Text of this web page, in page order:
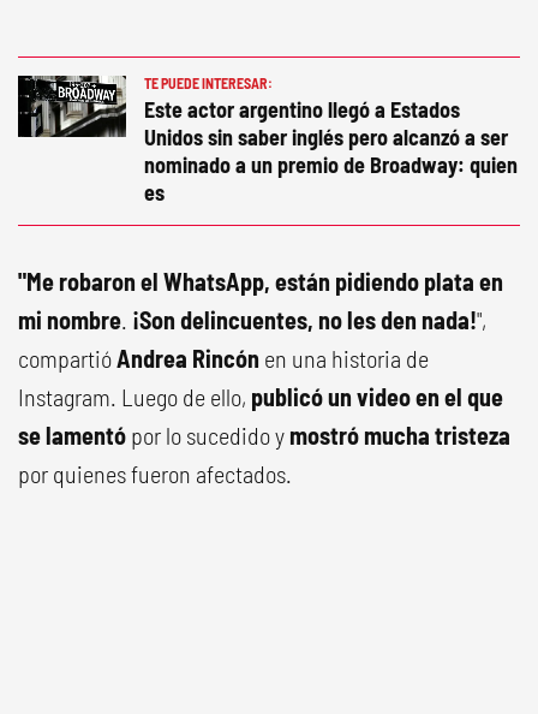
TE PUEDE INTERESAR:
Este actor argentino llegó a Estados
Unidos sin saber inglés pero alcanzó a ser
nominado a un premio de Broadway: quien
es
"Me robaron el WhatsApp, están pidiendo plata en
mi nombre. ¡Son delincuentes, no les den nada!",
compartióAndrea Rincón en una historia de
Instagram. Luego de ello, publicó un video en el que
se lamentó por lo sucedido y mostró mucha tristeza
por quienes fueron afectados.